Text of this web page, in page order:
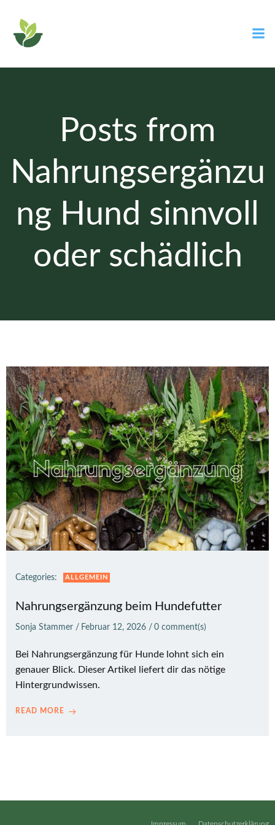
Posts from
Nahrungsergänzu
ng Hund sinnvoll
oder schädlich
Categories: ALLGEMEIN
Nahrungsergänzung beim Hundefutter
Sonja Stammer / Februar 12, 2026 / 0 comment(s)
Bei Nahrungsergänzung für Hunde lohnt sich ein
genauer Blick. Dieser Artikel liefert dir das nötige
Hintergrundwissen.
READ MORE